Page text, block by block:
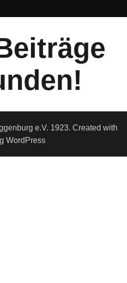
e.V. 1923. Created with
WordPress